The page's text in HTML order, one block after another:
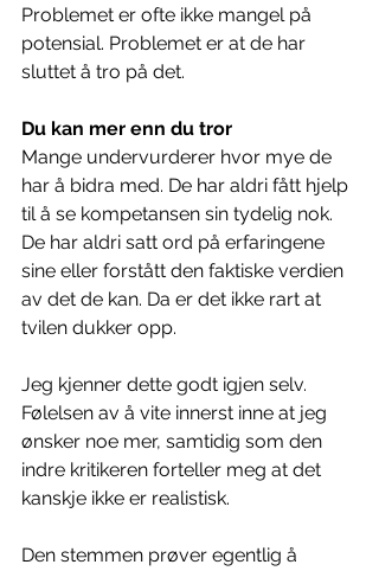
Problemet er ofte ikke mangel på
potensial. Problemet er at de har
sluttet å tro på det.
Du kan mer enn du tror
Mange undervurderer hvor mye de
har å bidra med. De har aldri fått hjelp
til å se kompetansen sin tydelig nok.
De har aldri satt ord på erfaringene
sine eller forstått den faktiske verdien
av det de kan. Da er det ikke rart at
tvilen dukker opp.
Jeg kjenner dette godt igjen selv.
Følelsen av å vite innerst inne at jeg
ønsker noe mer, samtidig som den
indre kritikeren forteller meg at det
kanskje ikke er realistisk.
Den stemmen prøver egentlig å